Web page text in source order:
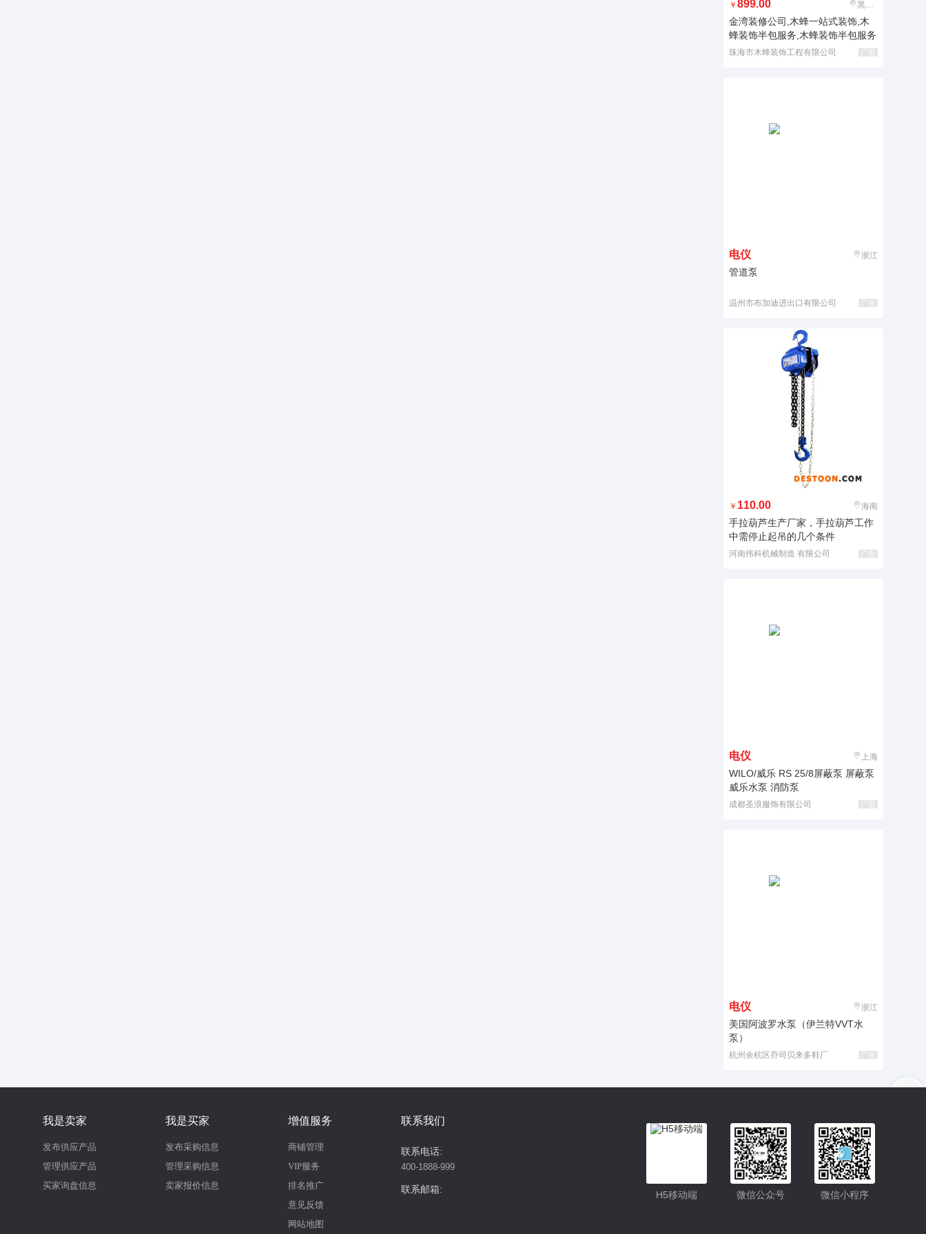
￥ 899.00 黑龙江
金湾装修公司,木蜂一站式装饰,木
蜂装饰半包服务,木蜂装饰半包服务
珠海市木蜂装饰工程有限公司 广告
电仪 浙江
管道泵
温州市布加迪进出口有限公司 广告
￥ 110.00 海南
手拉葫芦生产厂家，手拉葫芦工作
中需停止起吊的几个条件
河南伟科机械制造 有限公司 广告
电仪 上海
WILO/威乐 RS 25/8屏蔽泵 屏蔽泵
威乐水泵 消防泵
成都圣浪服饰有限公司 广告
电仪 浙江
美国阿波罗水泵（伊兰特VVT水
泵）
杭州余杭区乔司贝来多鞋厂 广告
我是卖家
发布供应产品
管理供应产品
买家询盘信息
我是买家
发布采购信息
管理采购信息
卖家报价信息
增值服务
商铺管理
VIP服务
排名推广
意见反馈
网站地图
联系我们
联系电话:
400-1888-999
联系邮箱: 微信小程序
微信公众号
H5移动端
小程序更便捷的查找产品